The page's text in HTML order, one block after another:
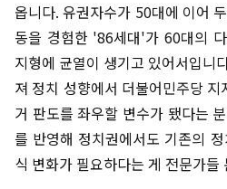
옵니다. 유권자수가 50대에 이어
동을 경험한 '86세대'가 60대의
지형에 균열이 생기고 있어서입니
져 정치 성향에서 더불어민주당
거 판도를 좌우할 변수가 됐다는
를 반영해 정치권에서도 기존의
식 변화가 필요하다는 게 전문가들